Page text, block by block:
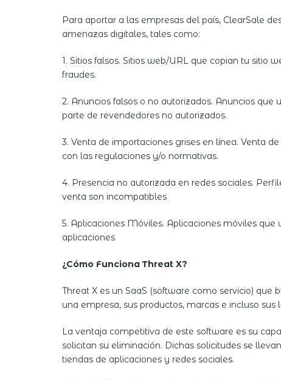
Para aportar a las empresas del país, ClearSale
amenazas digitales, tales como:
1. Sitios falsos. Sitios web/URL que copian tu
fraudes.
2. Anuncios falsos o no autorizados. Anuncios
parte de revendedores no autorizados.
3. Venta de importaciones grises en línea. Venta
con las regulaciones y/o normativas.
4. Presencia no autorizada en redes sociales.
venta son incompatibles
5. Aplicaciones Móviles. Aplicaciones móviles
aplicaciones
¿Cómo Funciona Threat X?
Threat X es un SaaS (software como servicio)
una empresa, sus productos, marcas e incluso sus
La ventaja competitiva de este software es su
solicitan su eliminación. Dichas solicitudes se
tiendas de aplicaciones y redes sociales.